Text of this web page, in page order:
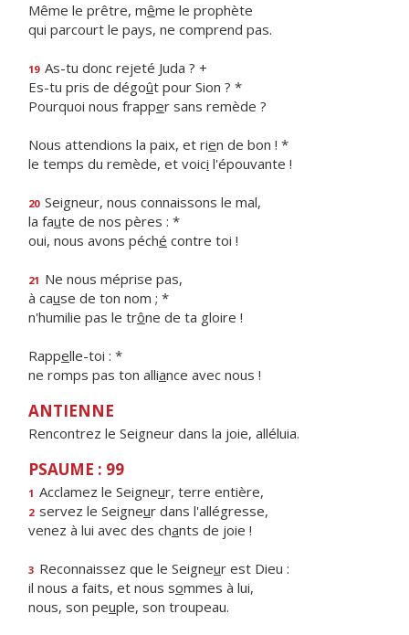
Même le prêtre, même le prophète
qui parcourt le pays, ne comprend pas.
19 As-tu donc rejeté Juda ? +
Es-tu pris de dégoût pour Sion ? *
Pourquoi nous frapper sans remède ?
Nous attendions la paix, et rien de bon ! *
le temps du remède, et voici l'épouvante !
20 Seigneur, nous connaissons le mal,
la faute de nos pères : *
oui, nous avons péché contre toi !
21 Ne nous méprise pas,
à cause de ton nom ; *
n'humilie pas le trône de ta gloire !
Rappelle-toi : *
ne romps pas ton alliance avec nous !
ANTIENNE
Rencontrez le Seigneur dans la joie, alléluia.
PSAUME : 99
1 Acclamez le Seigneur, terre entière,
2 servez le Seigneur dans l'allégresse,
venez à lui avec des chants de joie !
3 Reconnaissez que le Seigneur est Dieu :
il nous a faits, et nous sommes à lui,
nous, son peuple, son troupeau.